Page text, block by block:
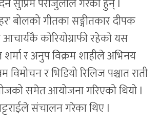
सुप्रिम पराजुलीले गरेका हुन् l
बोलको गीतका सङ्गीतकार दीपक
आचार्यकै कोरियोग्राफी रहेको यस
र अनुप विक्रम शाहीले अभिनय
र भिडियो रिलिज पश्चात राती
समेत आयोजना गरिएको थियो l
संचालन गरेका थिए l